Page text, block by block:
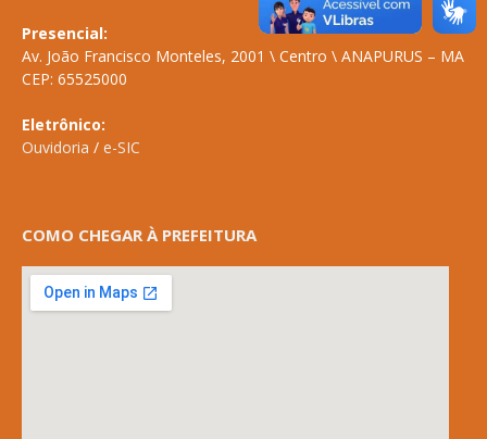
Presencial:
Av. João Francisco Monteles, 2001 \ Centro \ ANAPURUS – MA
CEP: 65525000
Eletrônico:
Ouvidoria / e-SIC
COMO CHEGAR À PREFEITURA